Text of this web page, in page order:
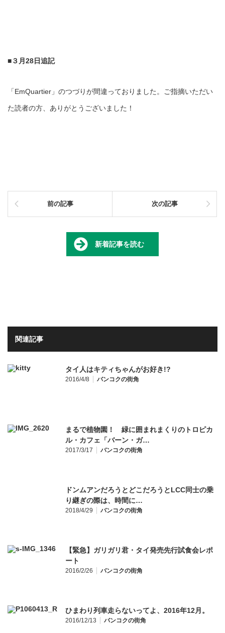
■３月28日追記
「EmQuartier」のつづりが間違っておりました。ご指摘いただい
た読者の方、ありがとうございました！
前の記事 次の記事
新着記事を読む
関連記事
タイ人はキティちゃんがお好き!?
2016/4/8 バンコクの街角
まるで植物園！ 緑に囲まれまくりのトロピカ
ル・カフェ「バーン・ガ…
2017/3/17 バンコクの街角
ドンムアンだろうとどこだろうとLCC同士の乗
り継ぎの際は、時間に…
2018/4/29 バンコクの街角
【緊急】ガリガリ君・タイ発売先行試食会レポ
ート
2016/2/26 バンコクの街角
ひまわり列車走らないってよ、2016年12月。
2016/12/13 バンコクの街角